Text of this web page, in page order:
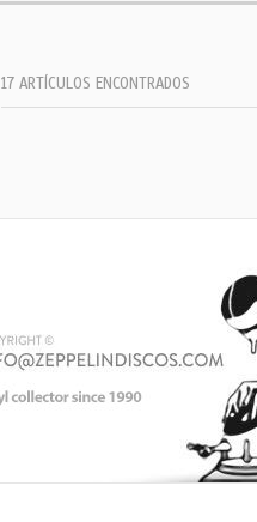
17 ARTÍCULOS ENCONTRADOS